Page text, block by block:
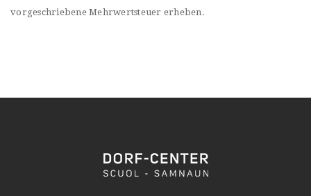
vorgeschriebene Mehrwertsteuer erheben.